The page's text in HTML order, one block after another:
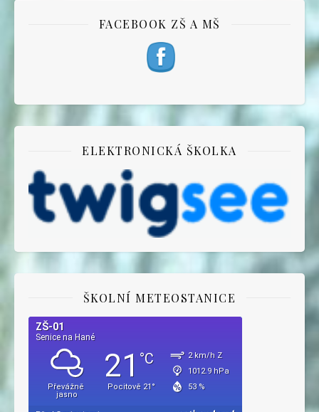
FACEBOOK ZŠ A MŠ
ELEKTRONICKÁ ŠKOLKA
ŠKOLNÍ METEOSTANICE